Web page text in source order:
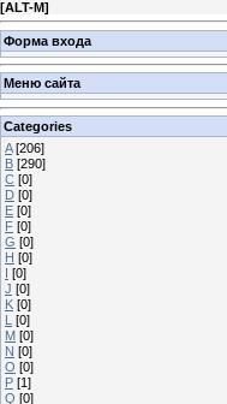
[ALT-M]
Форма входа
Меню сайта
Categories
A [206]
B [290]
C [0]
D [0]
E [0]
F [0]
G [0]
H [0]
I [0]
J [0]
K [0]
L [0]
M [0]
N [0]
O [0]
P [1]
Q [0]